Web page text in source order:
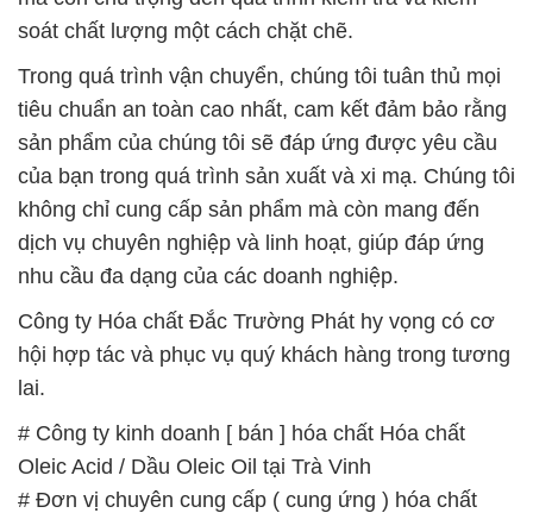
soát chất lượng một cách chặt chẽ.
Trong quá trình vận chuyển, chúng tôi tuân thủ mọi
tiêu chuẩn an toàn cao nhất, cam kết đảm bảo rằng
sản phẩm của chúng tôi sẽ đáp ứng được yêu cầu
của bạn trong quá trình sản xuất và xi mạ. Chúng tôi
không chỉ cung cấp sản phẩm mà còn mang đến
dịch vụ chuyên nghiệp và linh hoạt, giúp đáp ứng
nhu cầu đa dạng của các doanh nghiệp.
Công ty Hóa chất Đắc Trường Phát hy vọng có cơ
hội hợp tác và phục vụ quý khách hàng trong tương
lai.
# Công ty kinh doanh [ bán ] hóa chất Hóa chất
Oleic Acid / Dầu Oleic Oil tại Trà Vinh
# Đơn vị chuyên cung cấp ( cung ứng ) hóa chất